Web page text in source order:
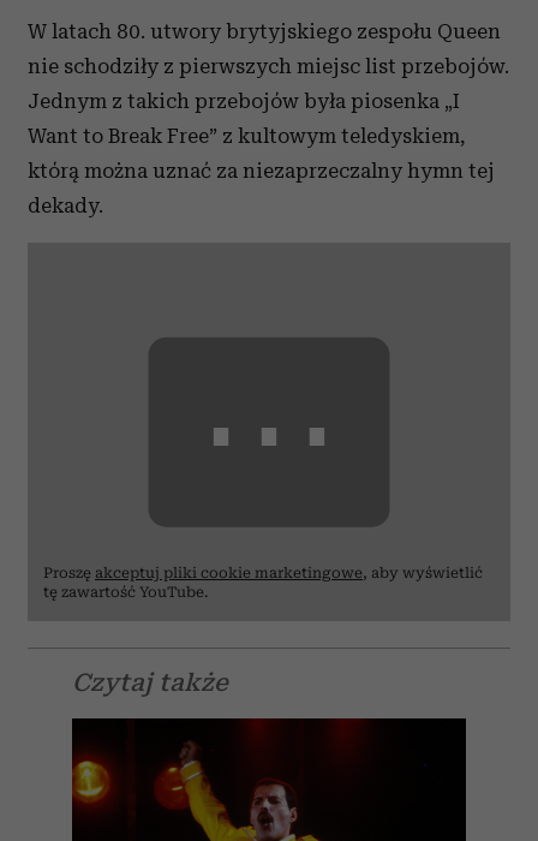
W latach 80. utwory brytyjskiego zespołu Queen
nie schodziły z pierwszych miejsc list przebojów.
Jednym z takich przebojów była piosenka „I
Want to Break Free” z kultowym teledyskiem,
którą można uznać za niezaprzeczalny hymn tej
dekady.
⋯
Proszę akceptuj pliki cookie marketingowe, aby wyświetlić
tę zawartość YouTube.
Czytaj także